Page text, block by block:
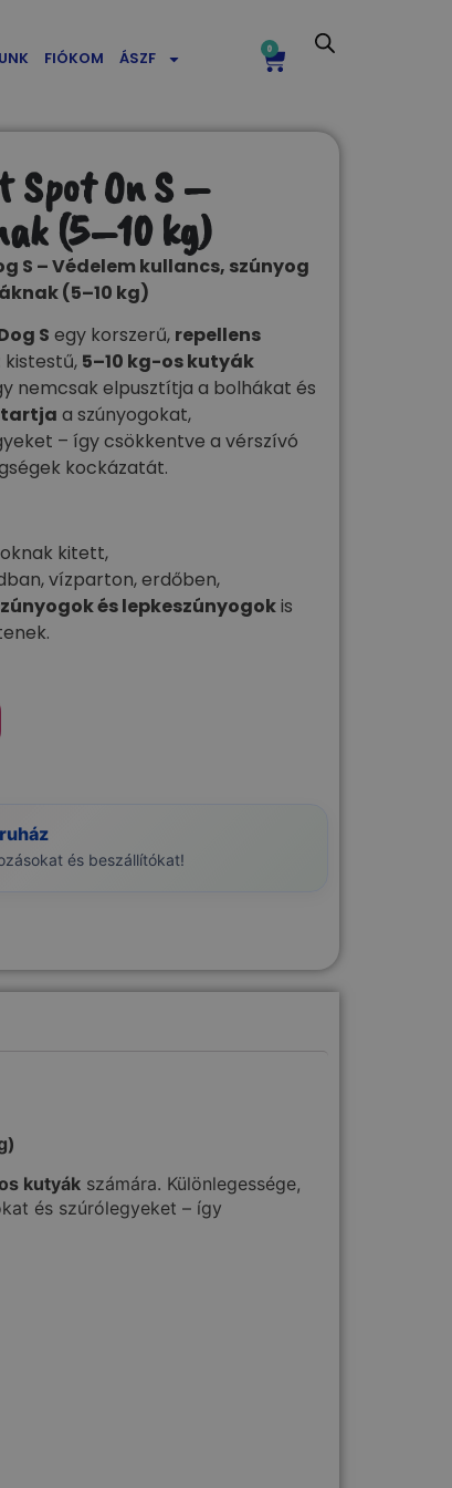
FIÓKOM ÁSZF 0
On S –
(5–10 kg)
S – Védelem kullancs, szúnyog
(5–10 kg)
S egy korszerű, repellens
kistestű, 5–10 kg-os kutyák
nemcsak elpusztítja a bolhákat és
tartja a szúnyogokat,
– így csökkentve a vérszívó
kockázatát.
kitett,
vízparton, erdőben,
és lepkeszúnyogokis
és beszállítókat!
kutyák számára. Különlegessége,
és szúrólegyeket – így